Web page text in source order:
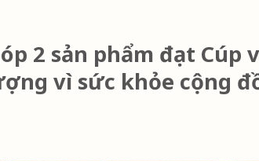
2 sản phẩm đạt Cúp
vì sức khỏe cộng